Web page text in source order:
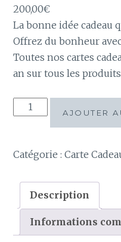
200,00€
La bonne idée cadeau
Offrez du bonheur
Toutes nos cartes
an sur tous les
quantité
Cadeau
200€
AJOUTER
Catégorie :Carte
Description
Informations